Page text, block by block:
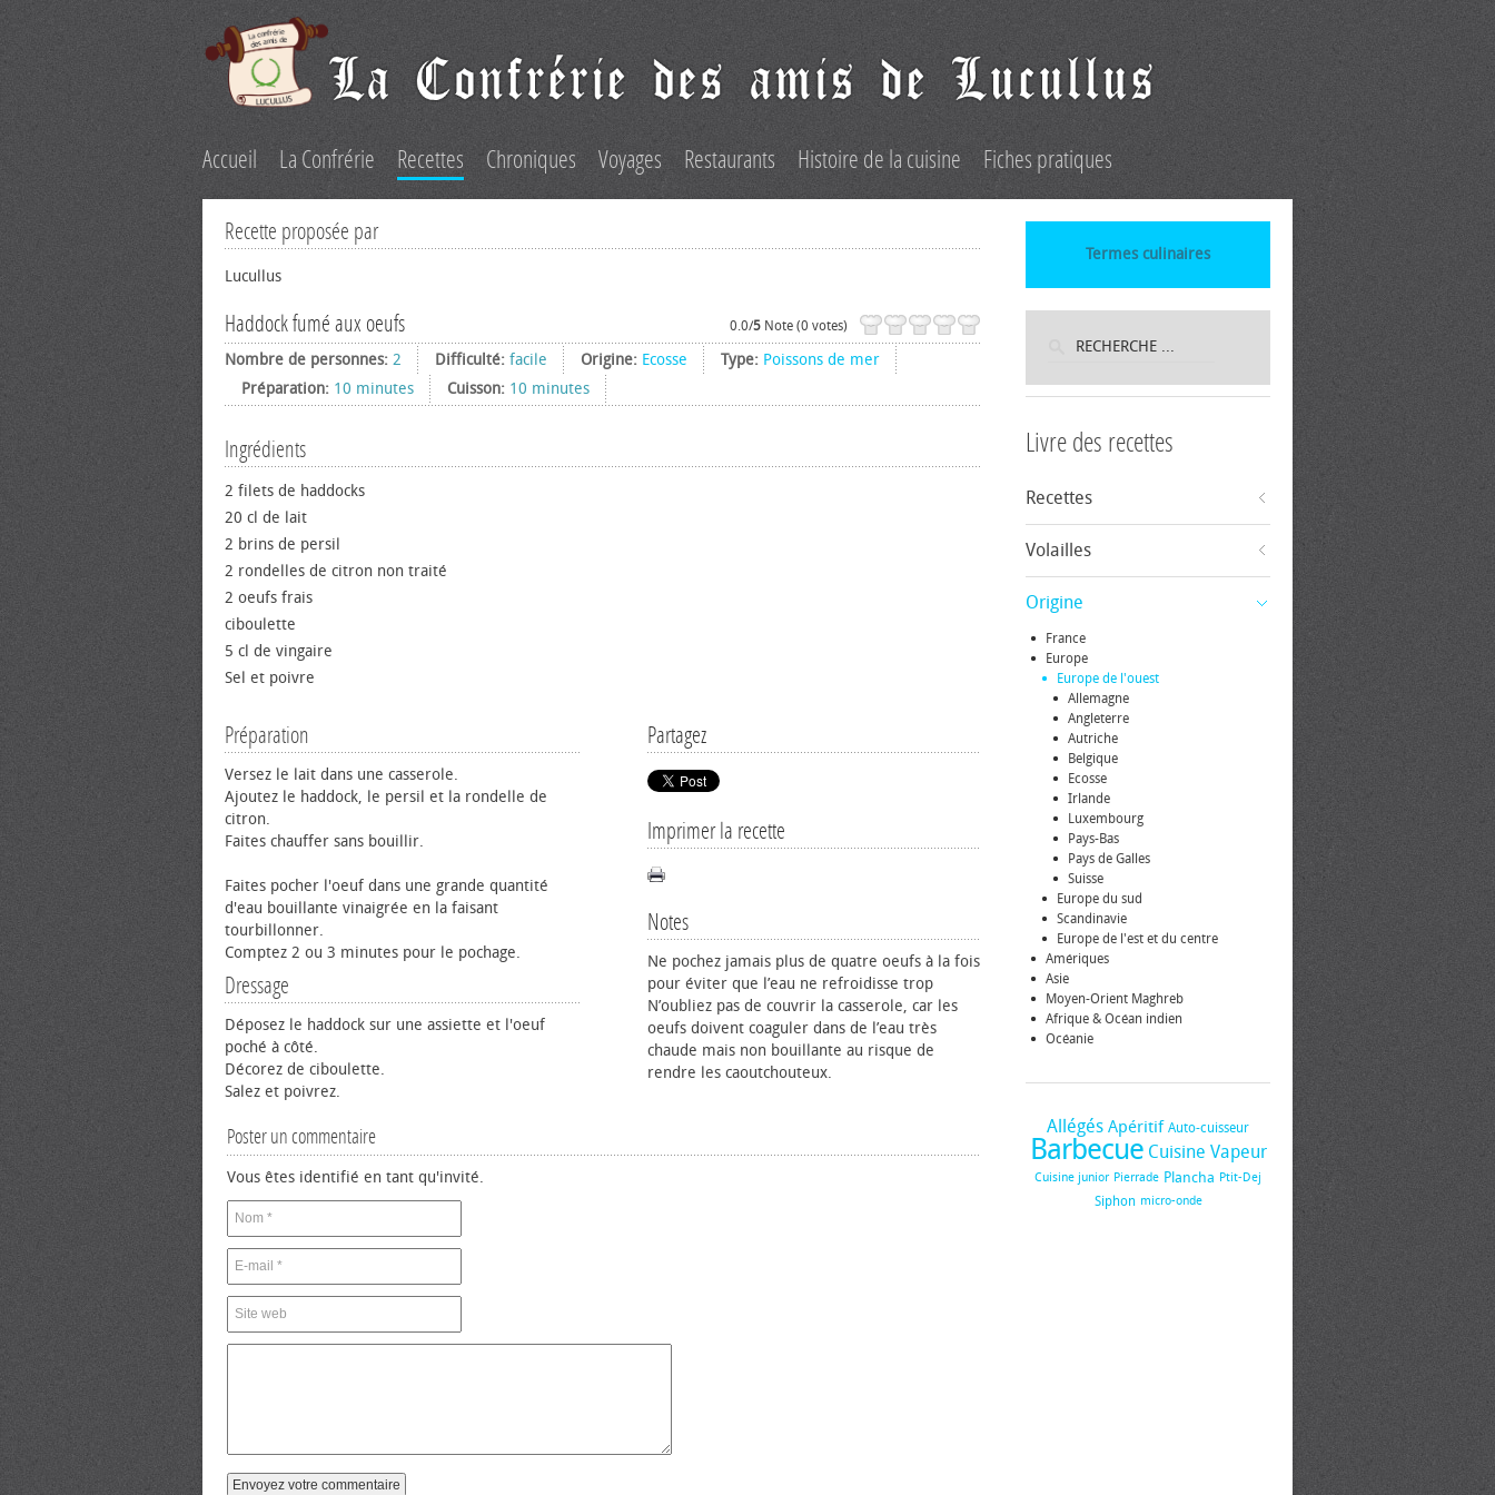
Accueil La Confrérie Recettes Chroniques Voyages Restaurants Histoire de la cuisine Fiches pratiques
Recette proposée par
Lucullus
Haddock fumé aux oeufs 0.0/5 Note (0 votes)
Nombre de personnes: 2 Difficulté: facile Origine: Ecosse Type: Poissons de mer
Préparation: 10 minutes Cuisson: 10 minutes
Ingrédients
2 filets de haddocks
20 cl de lait
2 brins de persil
2 rondelles de citron non traité
2 œufs frais
ciboulette
5 cl de vingaire
Sel et poivre
Partagez
Imprimer la recette
Notes
Ne pochez jamais plus de quatre œufs à la fois
pour éviter que l’eau ne refroidisse trop
N’oubliez pas de couvrir la casserole, car les
œufs doivent coaguler dans de l’eau très
chaude mais non bouillante au risque de
rendre les caoutchouteux.
Préparation
Versez le lait dans une casserole.
Ajoutez le haddock, le persil et la rondelle de
citron.
Faites chauffer sans bouillir.
Faites pocher l'œuf dans une grande quantité
d'eau bouillante vinaigrée en la faisant
tourbillonner.
Comptez 2 ou 3 minutes pour le pochage.
Dressage
Déposez le haddock sur une assiette et l'œuf
poché à côté.
Décorez de ciboulette.
Salez et poivrez.
Poster un commentaire
Vous êtes identifié en tant qu'invité.
Termes culinaires
Livre des recettes
Recettes
Volailles
Origine
France
Europe
Europe de l'ouest
Allemagne
Angleterre
Autriche
Belgique
Ecosse
Irlande
Luxembourg
Pays-Bas
Pays de Galles
Suisse
Europe du sud
Scandinavie
Europe de l'est et du centre
Amériques
Asie
Moyen-Orient Maghreb
Afrique & Océan indien
Océanie
Allégés Apéritif Auto-cuisseur
Barbecue Cuisine Vapeur
Cuisine junior Pierrade Plancha Ptit-Dej
Siphon micro-onde